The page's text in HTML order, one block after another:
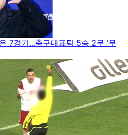
7경기...축구대표팀 5승 2무 '무